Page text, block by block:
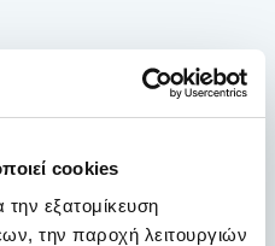
cookies
εξατομίκευση
την παροχή λειτουργιών